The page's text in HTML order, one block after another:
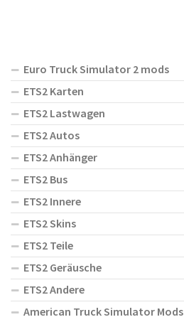
Euro Truck Simulator 2 mods
ETS2 Karten
ETS2 Lastwagen
ETS2 Autos
ETS2 Anhänger
ETS2 Bus
ETS2 Innere
ETS2 Skins
ETS2 Teile
ETS2 Geräusche
ETS2 Andere
American Truck Simulator Mods